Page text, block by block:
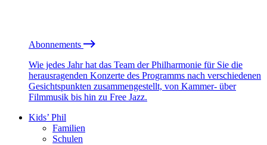
Abonnements
Wie jedes Jahr hat das Team der Philharmonie für Sie die
herausragenden Konzerte des Programms nach verschiedenen
Gesichtspunkten zusammengestellt, von Kammer- über
Filmmusik bis hin zu Free Jazz.
Kids’ Phil
Familien
Schulen